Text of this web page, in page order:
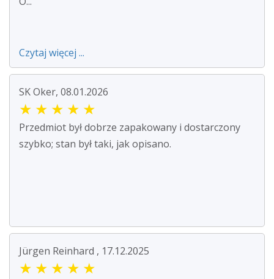
Czytaj więcej ...
SK Oker, 08.01.2026
★ ★ ★ ★ ★
Przedmiot był dobrze zapakowany i dostarczony
szybko; stan był taki, jak opisano.
Jürgen Reinhard , 17.12.2025
★ ★ ★ ★ ★